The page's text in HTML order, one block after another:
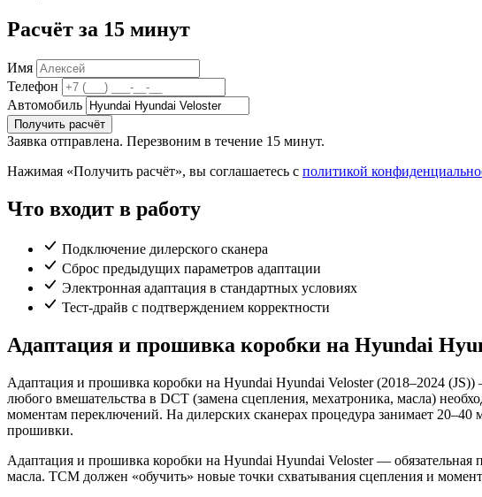
Расчёт за 15 минут
Имя
Телефон
Автомобиль
Получить расчёт
Заявка отправлена. Перезвоним в течение 15 минут.
Нажимая «Получить расчёт», вы соглашаетесь с политикой
Что входит в работу
Подключение дилерского сканера
Сброс предыдущих параметров адаптации
Электронная адаптация в стандартных условиях
Тест-драйв с подтверждением корректности
Адаптация и прошивка коробки на Hyundai
Адаптация и прошивка коробки на Hyundai Hyundai Veloster (2018–2024
любого вмешательства в DCT (замена сцепления, мехатроника, масла)
моментам переключений. На дилерских сканерах процедура занимает
прошивки.
Адаптация и прошивка коробки на Hyundai Hyundai Veloster —
масла. TCM должен «обучить» новые точки схватывания сцепления и